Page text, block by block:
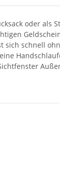
oder als
sich schnell